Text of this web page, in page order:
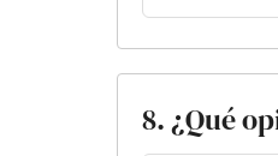
8. ¿Qué